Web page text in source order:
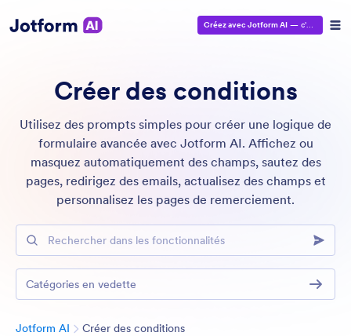
Créez avec Jotform AI — c'est gratuit !
Créer des conditions
Utilisez des prompts simples pour créer une logique de
formulaire avancée avec Jotform AI. Affichez ou
masquez automatiquement des champs, sautez des
pages, redirigez des emails, actualisez des champs et
personnalisez les pages de remerciement.
Rechercher dans les fonctionnalités
Jotform AI Créer des conditionsCatégorie
Catégories en vedette